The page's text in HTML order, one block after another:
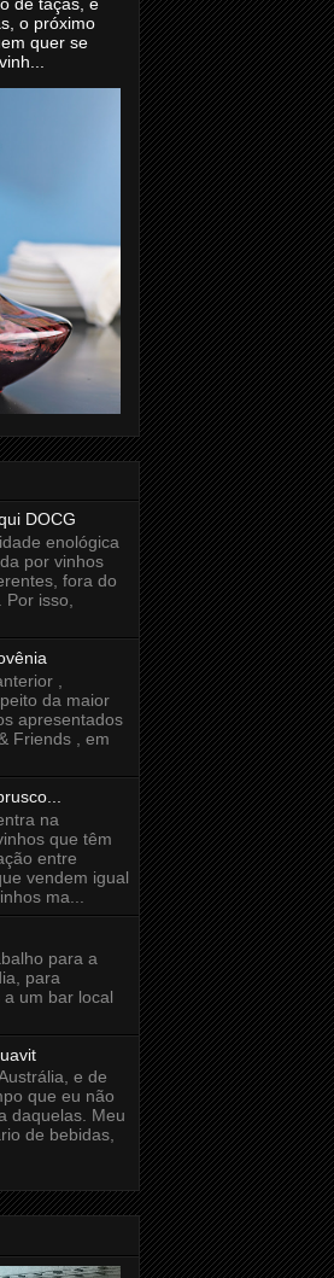
o próximo
quer se
DOCG
enológica
por vinhos
fora do
isso,
,
da maior
apresentados
Friends , em
na
que têm
entre
vendem igual
ma...
para a
para
um bar local
e de
que eu não
daquelas. Meu
de bebidas,